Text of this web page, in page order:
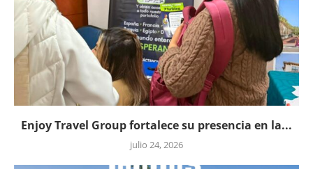
Enjoy Travel Group fortalece su presencia en la...
julio 24, 2026